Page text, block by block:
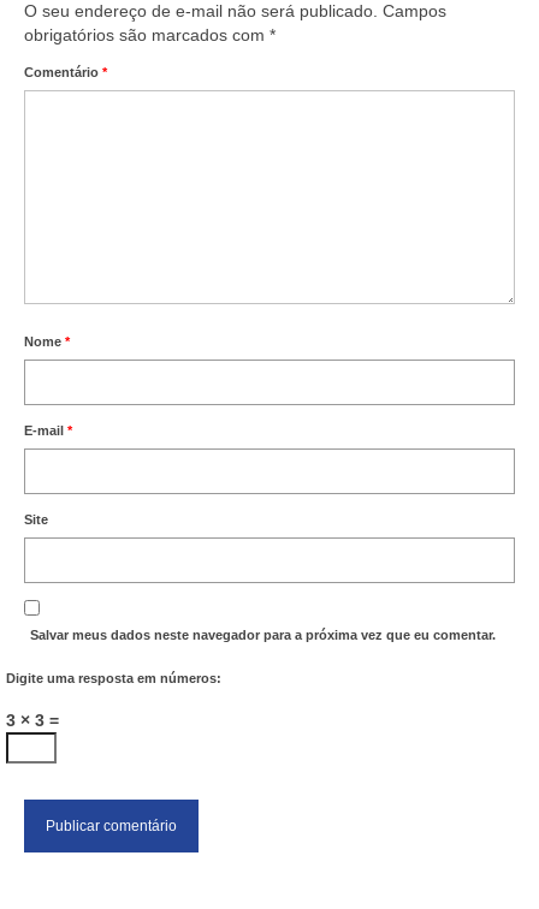
O seu endereço de e-mail não será publicado. Campos
obrigatórios são marcados com *
Comentário *
Nome *
E-mail *
Site
Salvar meus dados neste navegador para a próxima vez que eu comentar.
Digite uma resposta em números:
3 × 3 =